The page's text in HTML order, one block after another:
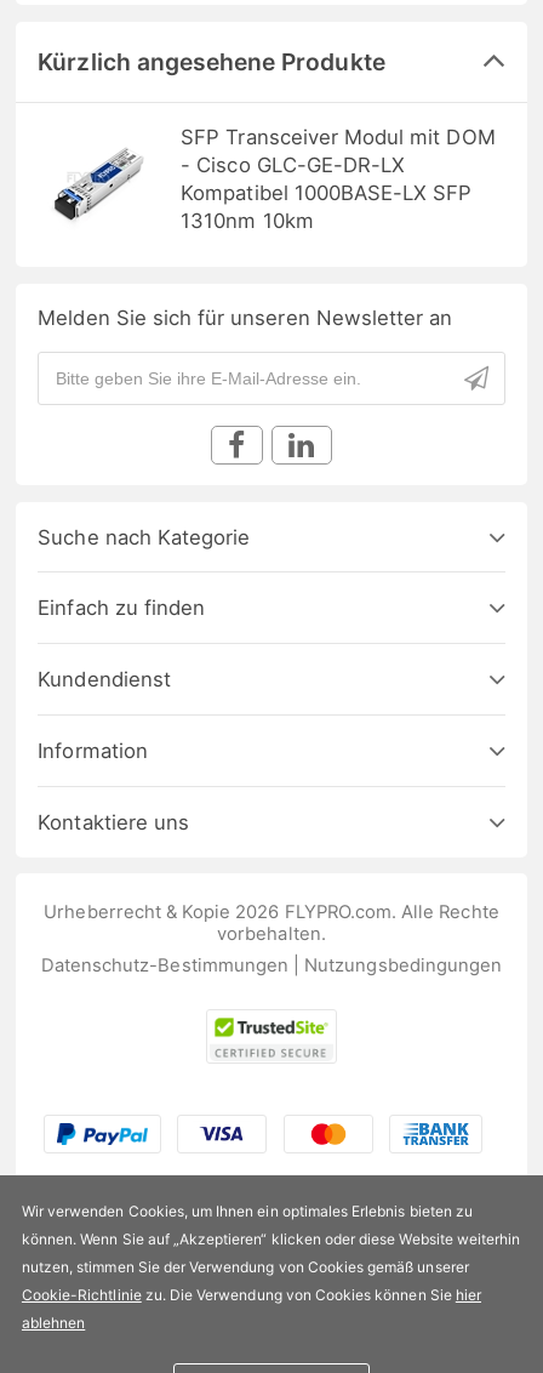
US$5,99
Kürzlich angesehene Produkte
SFP Transceiver Modul mit DOM
- Cisco GLC-GE-DR-LX
Kompatibel 1000BASE-LX SFP
1310nm 10km
Melden Sie sich für unseren Newsletter an
Suche nach Kategorie
Einfach zu finden
Kundendienst
Information
Kontaktiere uns
Urheberrecht & Kopie 2026 FLYPRO.com. Alle Rechte
vorbehalten.
Datenschutz-Bestimmungen
Nutzungsbedingungen
Wir verwenden Cookies, um Ihnen ein optimales Erlebnis bieten zu
können. Wenn Sie auf „Akzeptieren“ klicken oder diese Website weiterhin
nutzen, stimmen Sie der Verwendung von Cookies gemäß unserer
Cookie-Richtliniezu. Die Verwendung von Cookies können Sie hier
ablehnen